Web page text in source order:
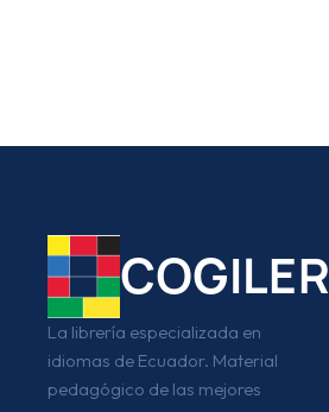
COGILER
La librería especializada en
idiomas de Ecuador. Material
pedagógico de las mejores